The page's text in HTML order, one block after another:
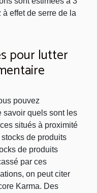
effet de serre de la
pour lutter
pouvez
savoir quels sont les
situés à proximité
de produits
de produits
par ces
on peut citer
Karma. Des